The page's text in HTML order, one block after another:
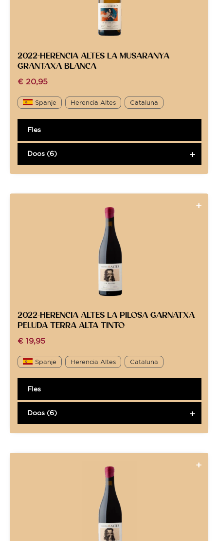
2022-HERENCIA ALTES LA MUSARANYA
GRANTAXA BLANCA
€ 20,95
Spanje Herencia Altes Cataluna
Fles
Doos (6)
2022-HERENCIA ALTES LA PILOSA GARNATXA
PELUDA TERRA ALTA TINTO
€ 19,95
Spanje Herencia Altes Cataluna
Fles
Doos (6)